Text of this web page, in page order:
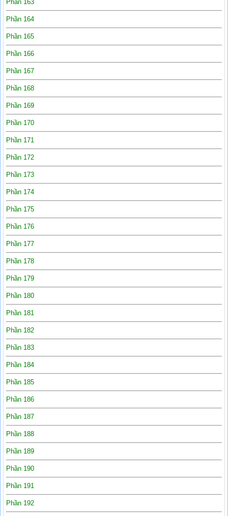
Phần 163
Phần 164
Phần 165
Phần 166
Phần 167
Phần 168
Phần 169
Phần 170
Phần 171
Phần 172
Phần 173
Phần 174
Phần 175
Phần 176
Phần 177
Phần 178
Phần 179
Phần 180
Phần 181
Phần 182
Phần 183
Phần 184
Phần 185
Phần 186
Phần 187
Phần 188
Phần 189
Phần 190
Phần 191
Phần 192